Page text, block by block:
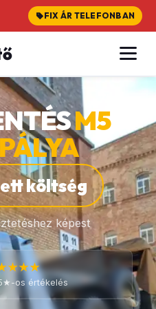
FIX ÁR TELEFONBAN
M5
költség
képest
os értékelés